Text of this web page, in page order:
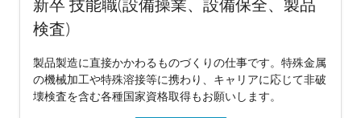
検査)
製品製造に直接かかわるものづくりの仕事です。特殊金属
の機械加工や特殊溶接等に携わり、キャリアに応じて非破
壊検査を含む各種国家資格取得もお願いします。